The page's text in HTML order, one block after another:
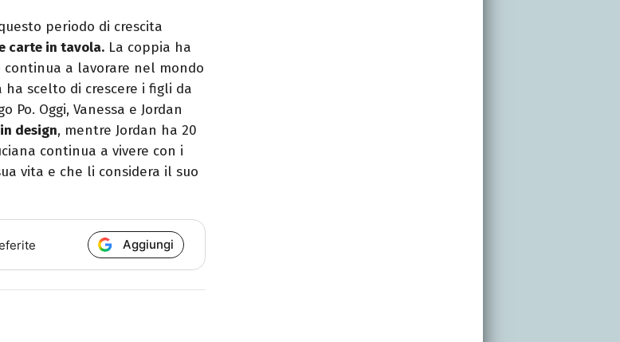
periodo di crescita
carte in tavola. La coppia ha
continua a lavorare nel mondo
scelto di crescere i figli da
Oggi, Vanessa e Jordan
design, mentre Jordan ha 20
continua a vivere con i
vita e che li considera il suo
Aggiungi